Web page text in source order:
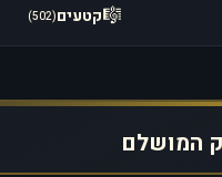
🎼קטעים(
502
)
המושלם